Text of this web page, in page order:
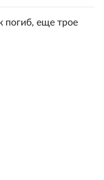
погиб, еще трое